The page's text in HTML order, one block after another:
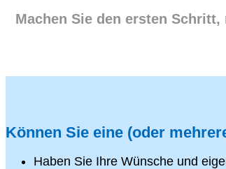
Machen Sie den ersten
Können Sie eine (oder
Haben Sie Ihre Wünsche und